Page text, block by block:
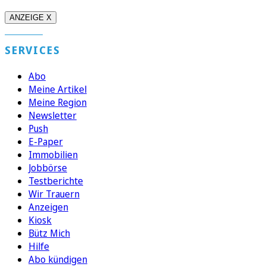
ANZEIGE X
SERVICES
Abo
Meine Artikel
Meine Region
Newsletter
Push
E-Paper
Immobilien
Jobbörse
Testberichte
Wir Trauern
Anzeigen
Kiosk
Bütz Mich
Hilfe
Abo kündigen